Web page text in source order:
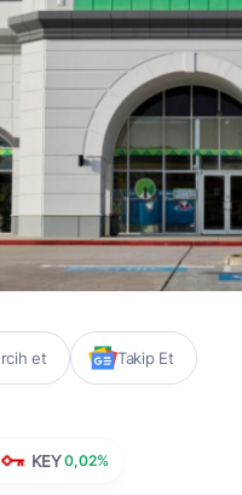
et Takip Et
KEY0,02%